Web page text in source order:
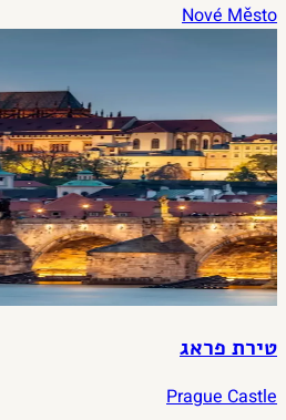
Nové Město
טירת פראג
Prague Castle